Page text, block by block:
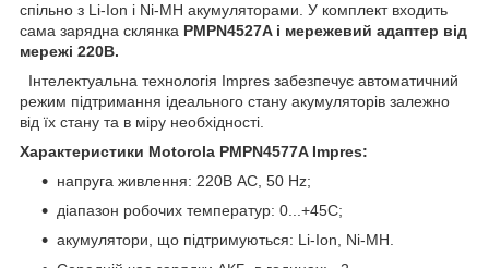
спільно з Li-Ion і Ni-MH акумуляторами. У комплект входить
сама зарядна склянка PMPN4527A і мережевий адаптер від
мережі 220В.
Інтелектуальна технологія Impres забезпечує автоматичний
режим підтримання ідеального стану акумуляторів залежно
від їх стану та в міру необхідності.
Характеристики Motorola PMPN4577A Impres:
напруга живлення: 220В AC, 50 Hz;
діапазон робочих температур: 0...+45С;
акумулятори, що підтримуються: Li-Ion, Ni-MH.